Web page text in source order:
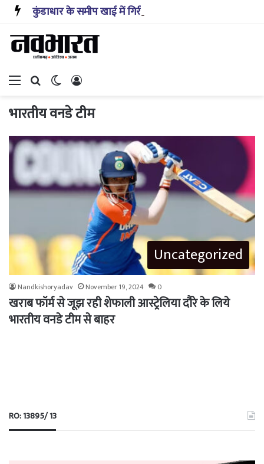
Menu Search forSwitch skin
भारतीय वनडे टीम
Uncategorized
Nandkishoryadav November 19, 2024 0
खराब फॉर्म से जूझ रही शेफाली आस्ट्रेलिया दौरे के लिये
भारतीय वनडे टीम से बाहर
RO: 13895/ 13